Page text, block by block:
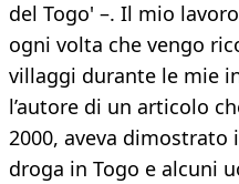
del Togo' –. Il mio
ogni volta che vengo
villaggi durante le mie
l’autore di un articolo
2000, aveva
droga in Togo e alcuni